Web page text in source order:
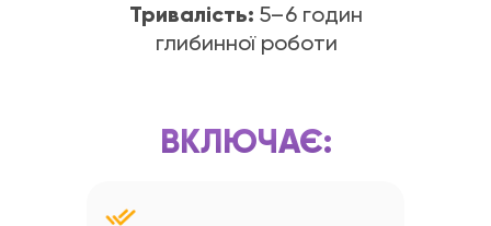
ВКЛЮЧАЄ:
Тривалість: 5–6 годин
глибинної роботи